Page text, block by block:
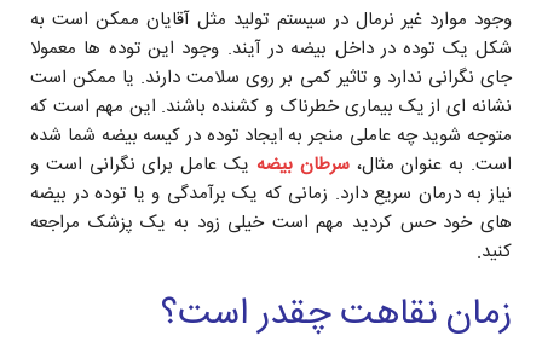
وجود موارد غیر نرمال در سیستم تولید مثل آقایان ممکن است به
شکل یک توده در داخل بیضه در آیند. وجود این توده ها معمولا
جای نگرانی ندارد و تاثیر کمی بر روی سلامت دارند. یا ممکن است
نشانه ای از یک بیماری خطرناک و کشنده باشند. این مهم است که
متوجه شوید چه عاملی منجر به ایجاد توده در کیسه بیضه شما شده
است. به عنوان مثال،سرطان بیضه یک عامل برای نگرانی است و
نیاز به درمان سریع دارد. زمانی که یک برآمدگی و یا توده در بیضه
های خود حس کردید مهم است خیلی زود به یک پزشک مراجعه
کنید.
زمان نقاهت چقدر است؟